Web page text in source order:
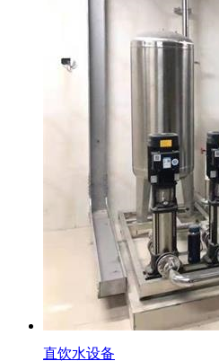
直饮水设备